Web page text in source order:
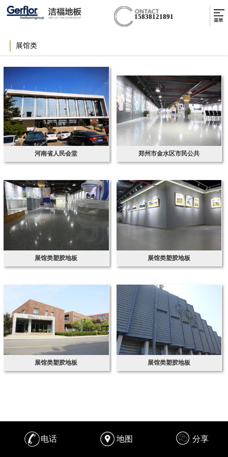
15838121891
展馆类
河南省人民会堂 郑州市金水区市民公共
展馆类塑胶地板 展馆类塑胶地板
展馆类塑胶地板 展馆类塑胶地板
电话 地图 分享